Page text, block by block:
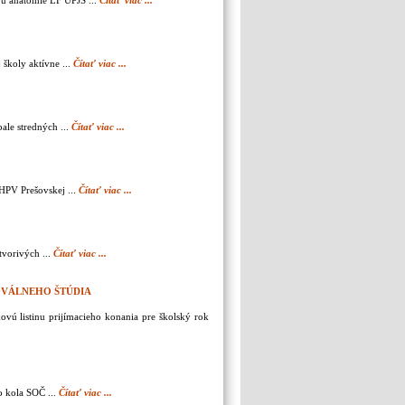
školy aktívne ... Čítať viac ...
stredných ... Čítať viac ...
Prešovskej ... Čítať viac ...
... Čítať viac ...
ŠTÚDIA
listinu prijímacieho konania pre školský rok
kola SOČ ... Čítať viac ...